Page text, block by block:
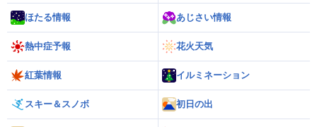
ほたる情報 あじさい情報
熱中症予報 花火天気
紅葉情報 イルミネーション
スキー＆スノボ 初日の出